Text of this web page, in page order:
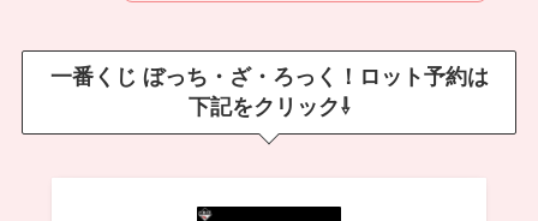
一番くじ ぼっち・ざ・ろっく！ロット予約は
下記をクリック⇩